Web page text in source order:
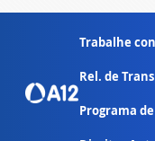
Trabalhe
Rel. de
Programa